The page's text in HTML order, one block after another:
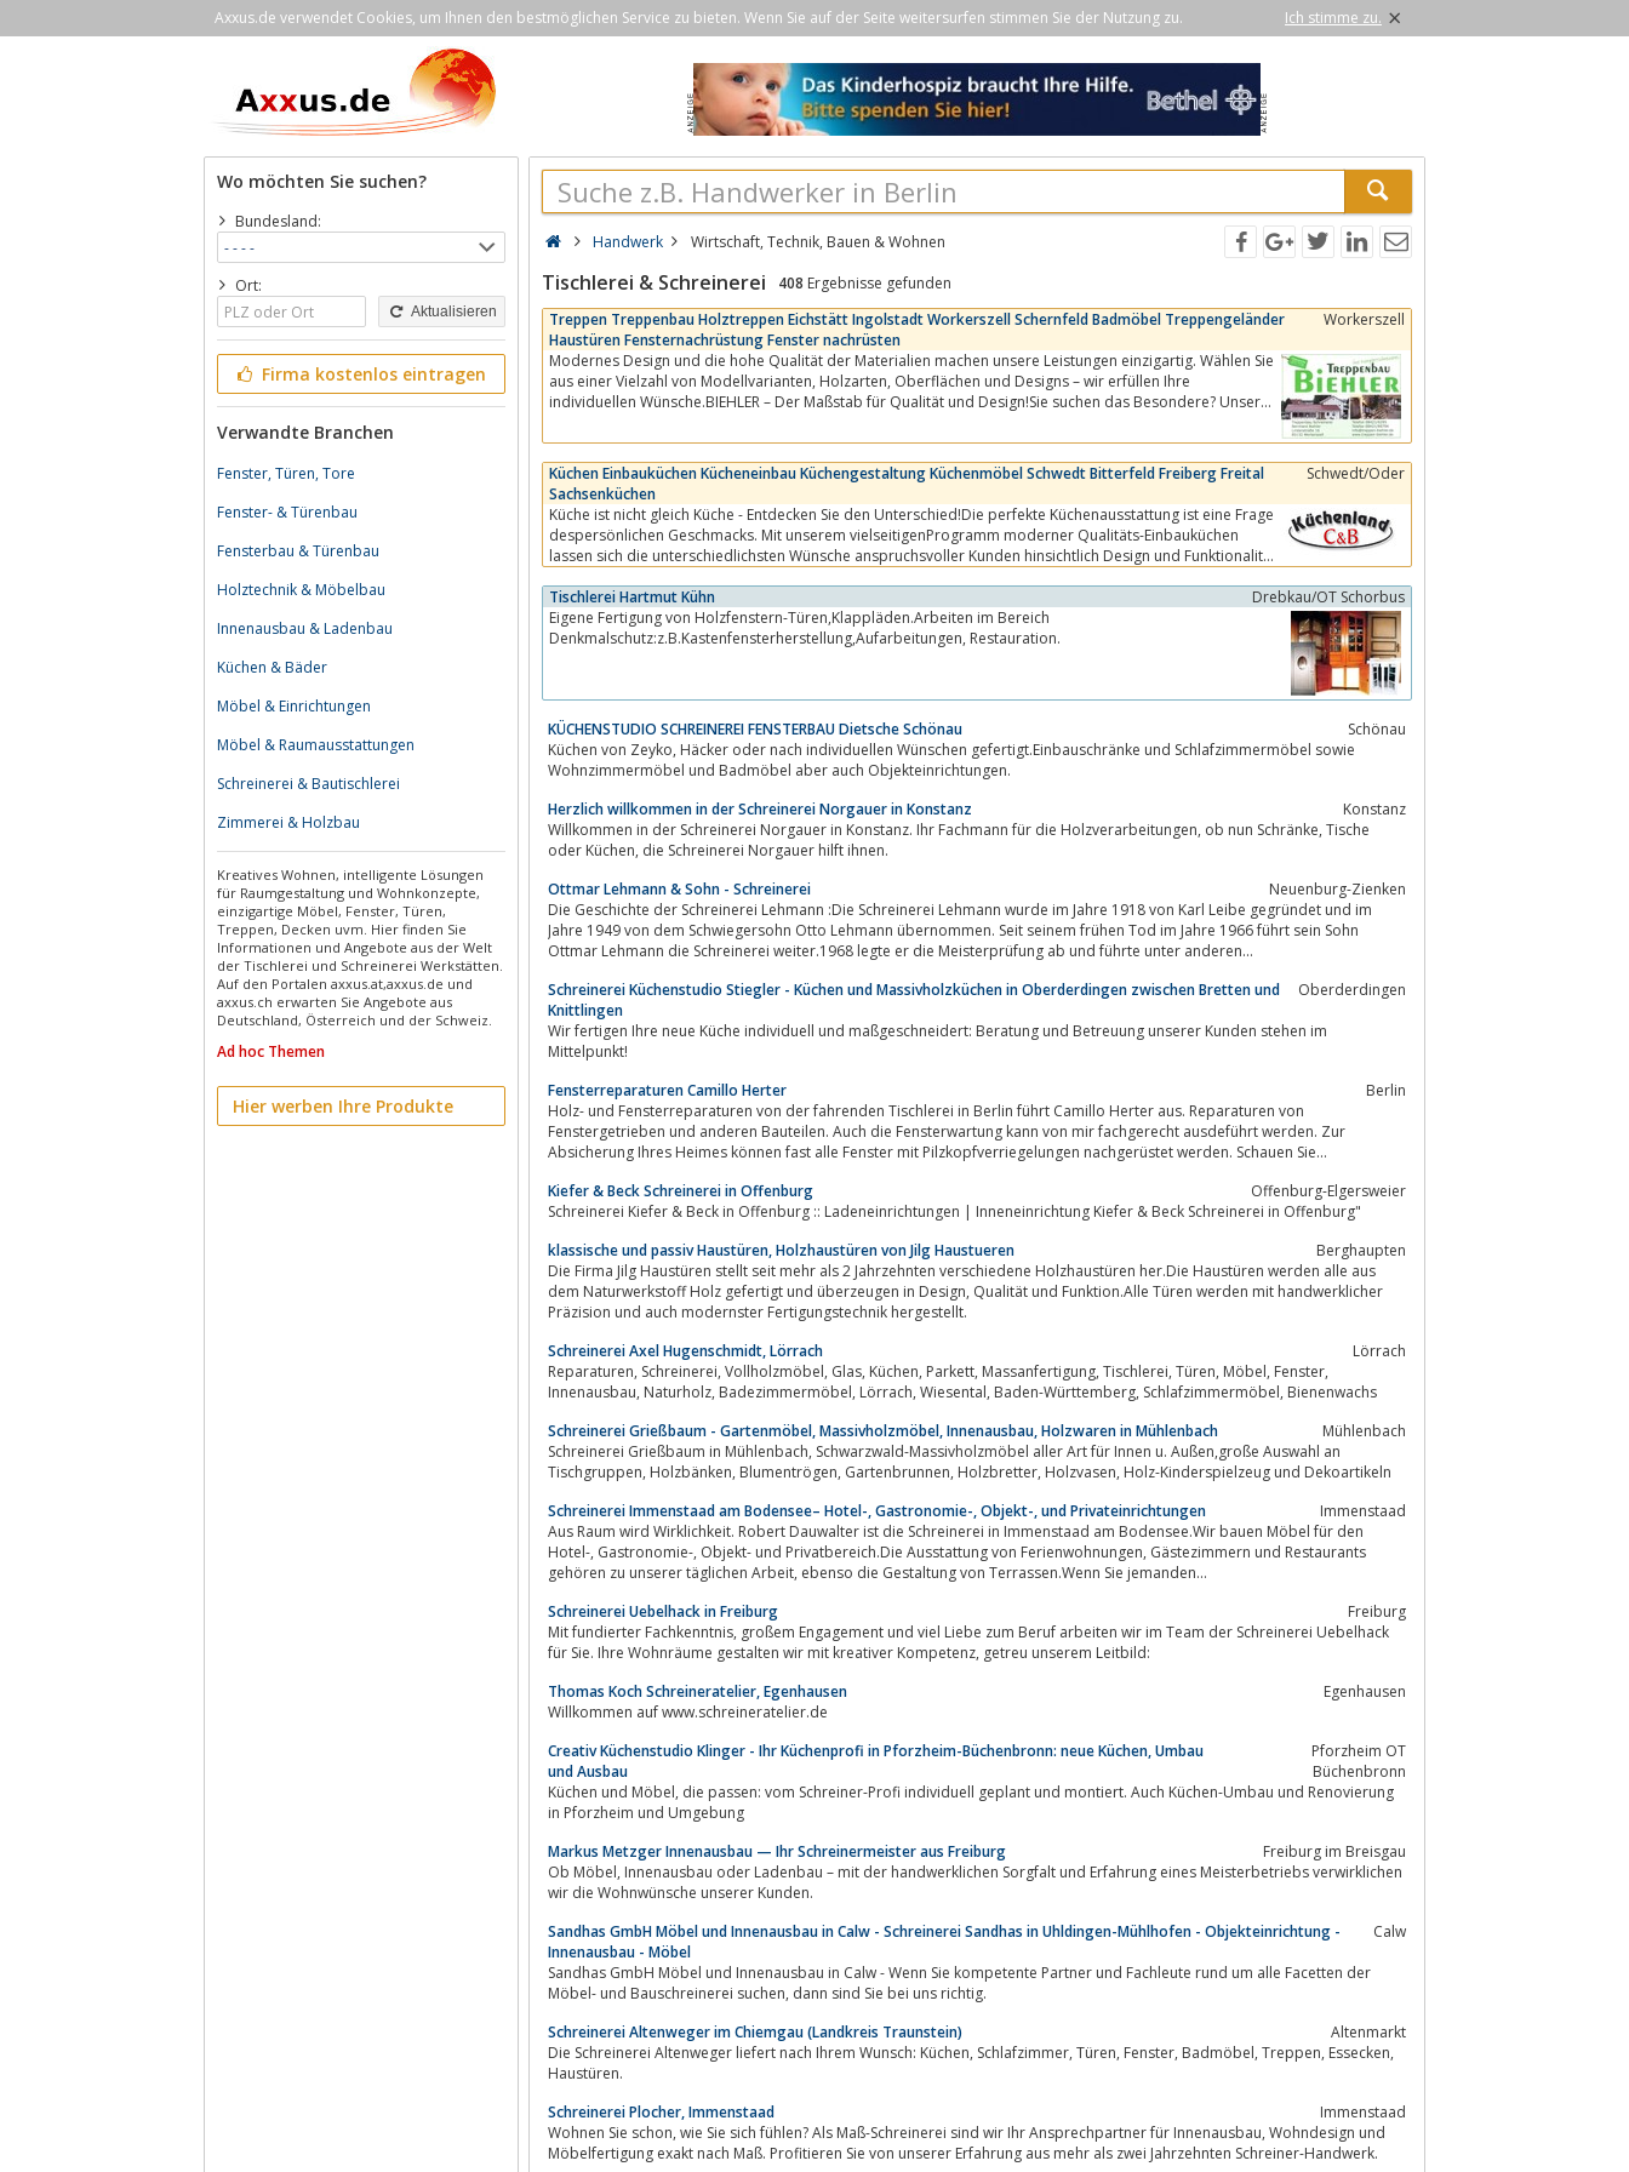
Axxus.de verwendet Cookies, um Ihnen den bestmöglichen Service zu bieten. Wenn Sie auf der Seite weitersurfen stimmen Sie der Nutzung zu. Ich stimme zu. ×
Wo möchten Sie suchen?
Bundesland:
Ort:
Aktualisieren
Firma kostenlos eintragen
Verwandte Branchen
Fenster, Türen, Tore
Fenster- & Türenbau
Fensterbau & Türenbau
Holztechnik & Möbelbau
Innenausbau & Ladenbau
Küchen & Bäder
Möbel & Einrichtungen
Möbel & Raumausstattungen
Schreinerei & Bautischlerei
Zimmerei & Holzbau
Kreatives Wohnen, intelligente Lösungen
für Raumgestaltung und Wohnkonzepte,
einzigartige Möbel, Fenster, Türen,
Treppen, Decken uvm. Hier finden Sie
Informationen und Angebote aus der Welt
der Tischlerei und Schreinerei Werkstätten.
Auf den Portalen axxus.at,axxus.de und
axxus.ch erwarten Sie Angebote aus
Deutschland, Österreich und der Schweiz.
Ad hoc Themen
Hier werben Ihre Produkte
Handwerk Wirtschaft, Technik, Bauen & Wohnen
Tischlerei & Schreinerei 408 Ergebnisse gefunden
Treppen Treppenbau Holztreppen Eichstätt Ingolstadt Workerszell Schernfeld Badmöbel Treppengeländer
Haustüren Fensternachrüstung Fenster nachrüsten
Workerszell
Modernes Design und die hohe Qualität der Materialien machen unsere Leistungen einzigartig. Wählen Sie
aus einer Vielzahl von Modellvarianten, Holzarten, Oberflächen und Designs – wir erfüllen Ihre
individuellen Wünsche.BIEHLER – Der Maßstab für Qualität und Design!Sie suchen das Besondere? Unsere
Küchen Einbauküchen Kücheneinbau Küchengestaltung Küchenmöbel Schwedt Bitterfeld Freiberg Freital
Sachsenküchen
Schwedt/Oder
Küche ist nicht gleich Küche - Entdecken Sie den Unterschied!Die perfekte Küchenausstattung ist eine Frage
despersönlichen Geschmacks. Mit unserem vielseitigenProgramm moderner Qualitäts-Einbauküchen
lassen sich die unterschiedlichsten Wünsche anspruchsvoller Kunden hinsichtlich Design und Funktionalität
Tischlerei Hartmut Kühn
Drebkau/OT Schorbus
Eigene Fertigung von Holzfenstern-Türen,Klappläden.Arbeiten im Bereich
Denkmalschutz:z.B.Kastenfensterherstellung,Aufarbeitungen, Restauration.
KÜCHENSTUDIO SCHREINEREI FENSTERBAU Dietsche Schönau
Schönau
Küchen von Zeyko, Häcker oder nach individuellen Wünschen gefertigt.Einbauschränke und Schlafzimmermöbel sowie
Wohnzimmermöbel und Badmöbel aber auch Objekteinrichtungen.
Herzlich willkommen in der Schreinerei Norgauer in Konstanz
Konstanz
Willkommen in der Schreinerei Norgauer in Konstanz. Ihr Fachmann für die Holzverarbeitungen, ob nun Schränke, Tische
oder Küchen, die Schreinerei Norgauer hilft ihnen.
Ottmar Lehmann & Sohn - Schreinerei
Neuenburg-Zienken
Die Geschichte der Schreinerei Lehmann :Die Schreinerei Lehmann wurde im Jahre 1918 von Karl Leibe gegründet und im
Jahre 1949 von dem Schwiegersohn Otto Lehmann übernommen. Seit seinem frühen Tod im Jahre 1966 führt sein Sohn
Ottmar Lehmann die Schreinerei weiter.1968 legte er die Meisterprüfung ab und führte unter anderen...
Schreinerei Küchenstudio Stiegler - Küchen und Massivholzküchen in Oberderdingen zwischen Bretten und
Knittlingen
Oberderdingen
Wir fertigen Ihre neue Küche individuell und maßgeschneidert: Beratung und Betreuung unserer Kunden stehen im
Mittelpunkt!
Fensterreparaturen Camillo Herter
Berlin
Holz- und Fensterreparaturen von der fahrenden Tischlerei in Berlin führt Camillo Herter aus. Reparaturen von
Fenstergetrieben und anderen Bauteilen. Auch die Fensterwartung kann von mir fachgerecht ausdeführt werden. Zur
Absicherung Ihres Heimes können fast alle Fenster mit Pilzkopfverriegelungen nachgerüstet werden. Schauen Sie...
Kiefer & Beck Schreinerei in Offenburg
Offenburg-Elgersweier
Schreinerei Kiefer & Beck in Offenburg :: Ladeneinrichtungen | Inneneinrichtung Kiefer & Beck Schreinerei in Offenburg"
klassische und passiv Haustüren, Holzhaustüren von Jilg Haustueren
Berghaupten
Die Firma Jilg Haustüren stellt seit mehr als 2 Jahrzehnten verschiedene Holzhaustüren her.Die Haustüren werden alle aus
dem Naturwerkstoff Holz gefertigt und überzeugen in Design, Qualität und Funktion.Alle Türen werden mit handwerklicher
Präzision und auch modernster Fertigungstechnik hergestellt.
Schreinerei Axel Hugenschmidt, Lörrach
Lörrach
Reparaturen, Schreinerei, Vollholzmöbel, Glas, Küchen, Parkett, Massanfertigung, Tischlerei, Türen, Möbel, Fenster,
Innenausbau, Naturholz, Badezimmermöbel, Lörrach, Wiesental, Baden-Württemberg, Schlafzimmermöbel, Bienenwachs
Schreinerei Grießbaum - Gartenmöbel, Massivholzmöbel, Innenausbau, Holzwaren in Mühlenbach
Mühlenbach
Schreinerei Grießbaum in Mühlenbach, Schwarzwald-Massivholzmöbel aller Art für Innen u. Außen,große Auswahl an
Tischgruppen, Holzbänken, Blumentrögen, Gartenbrunnen, Holzbretter, Holzvasen, Holz-Kinderspielzeug und Dekoartikeln
Schreinerei Immenstaad am Bodensee– Hotel-, Gastronomie-, Objekt-, und Privateinrichtungen
Immenstaad
Aus Raum wird Wirklichkeit. Robert Dauwalter ist die Schreinerei in Immenstaad am Bodensee.Wir bauen Möbel für den
Hotel-, Gastronomie-, Objekt- und Privatbereich.Die Ausstattung von Ferienwohnungen, Gästezimmern und Restaurants
gehören zu unserer täglichen Arbeit, ebenso die Gestaltung von Terrassen.Wenn Sie jemanden...
Schreinerei Uebelhack in Freiburg
Freiburg
Mit fundierter Fachkenntnis, großem Engagement und viel Liebe zum Beruf arbeiten wir im Team der Schreinerei Uebelhack
für Sie. Ihre Wohnräume gestalten wir mit kreativer Kompetenz, getreu unserem Leitbild:
Thomas Koch Schreineratelier, Egenhausen
Egenhausen
Willkommen auf www.schreineratelier.de
Creativ Küchenstudio Klinger - Ihr Küchenprofi in Pforzheim-Büchenbronn: neue Küchen, Umbau
und Ausbau
Pforzheim OT
Büchenbronn
Küchen und Möbel, die passen: vom Schreiner-Profi individuell geplant und montiert. Auch Küchen-Umbau und Renovierung
in Pforzheim und Umgebung
Markus Metzger Innenausbau — Ihr Schreinermeister aus Freiburg
Freiburg im Breisgau
Ob Möbel, Innen­ausbau oder Laden­bau – mit der hand­werk­lichen Sorg­falt und Erfahrung eines Meister­betriebs verwirklichen
wir die Wohn­wünsche unserer Kunden.
Sandhas GmbH Möbel und Innenausbau in Calw - Schreinerei Sandhas in Uhldingen-Mühlhofen - Objekteinrichtung -
Innenausbau - Möbel
Calw
Sandhas GmbH Möbel und Innenausbau in Calw - Wenn Sie kompetente Partner und Fachleute rund um alle Facetten der
Möbel- und Bauschreinerei suchen, dann sind Sie bei uns richtig.
Schreinerei Altenweger im Chiemgau (Landkreis Traunstein)
Altenmarkt
Die Schreinerei Altenweger liefert nach Ihrem Wunsch: Küchen, Schlafzimmer, Türen, Fenster, Badmöbel, Treppen, Essecken,
Haustüren.
Schreinerei Plocher, Immenstaad
Immenstaad
Wohnen Sie schon, wie Sie sich fühlen? Als Maß-Schreinerei sind wir Ihr Ansprechpartner für Innenausbau, Wohndesign und
Möbelfertigung exakt nach Maß. Profitieren Sie von unserer Erfahrung aus mehr als zwei Jahrzehnten Schreiner-Handwerk.